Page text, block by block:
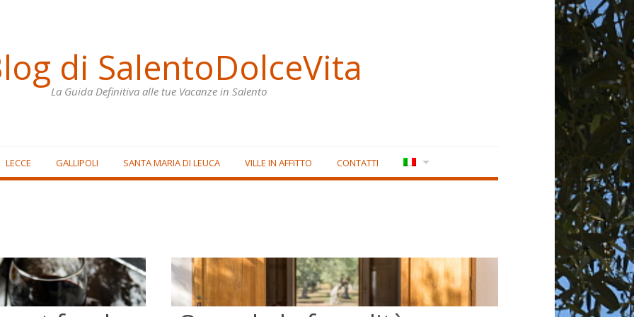
di SalentoDolceVita
La Guida Definitiva alle tue Vacanze in Salento
LECCE GALLIPOLI SANTA MARIA DI LEUCA VILLE IN AFFITTO CONTATTI